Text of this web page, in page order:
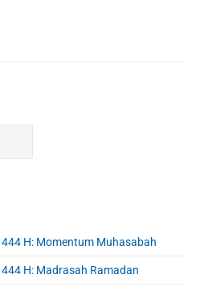
H: Momentum Muhasabah
H: Madrasah Ramadan